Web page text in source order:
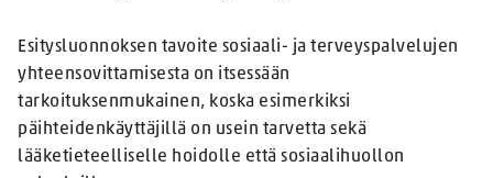
Esitysluonnoksen tavoite sosiaali- ja terveyspalvelujen
yhteensovittamisesta on itsessään
tarkoituksenmukainen, koska esimerkiksi
päihteidenkäyttäjillä on usein tarvetta sekä
lääketieteelliselle hoidolle että sosiaalihuollon